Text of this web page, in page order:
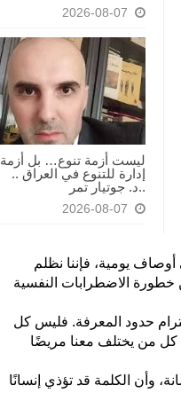
2026-08-07
ليست أزمة تنوع… بل أزمة
إدارة للتنوع في العراق ..
..د. جوتيار تمر
2026-08-07
يومية، فإننا نظلم
الاضطرابات النفسية
حدود المعرفة. فليس كل
من يختلف معنا مريضًا
وأن الكلمة قد تؤذي إنسانًا